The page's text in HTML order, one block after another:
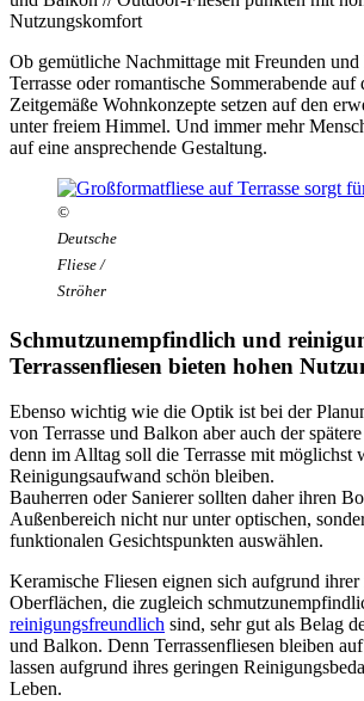
Nutzungskomfort
Ob gemütliche Nachmittage mit Freunden
Terrasse oder romantische Sommerabende
Zeitgemäße Wohnkonzepte setzen auf den
unter freiem Himmel. Und immer mehr
auf eine ansprechende Gestaltung.
©
Deutsche
Fliese /
Ströher
Schmutzunempfindlich und
Terrassenfliesen bieten hohen
Ebenso wichtig wie die Optik ist bei der
von Terrasse und Balkon aber auch der
denn im Alltag soll die Terrasse mit möglichst
Reinigungsaufwand schön bleiben.
Bauherren oder Sanierer sollten daher ihren
Außenbereich nicht nur unter optischen,
funktionalen Gesichtspunkten auswählen.
Keramische Fliesen eignen sich aufgrund ihrer
Oberflächen, die zugleich
reinigungsfreundlich sind, sehr gut als Belag
und Balkon. Denn Terrassenfliesen bleiben
lassen aufgrund ihres geringen
Leben.